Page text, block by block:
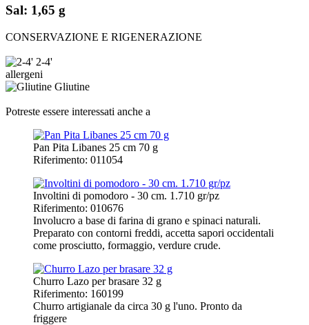
Sal: 1,65 g
CONSERVAZIONE E RIGENERAZIONE
2-4'
allergeni
Gliutine
Potreste essere interessati anche a
Pan Pita Libanes 25 cm 70 g
Riferimento: 011054
Involtini di pomodoro - 30 cm. 1.710 gr/pz
Riferimento: 010676
Involucro a base di farina di grano e spinaci naturali.
Preparato con contorni freddi, accetta sapori occidentali
come prosciutto, formaggio, verdure crude.
Churro Lazo per brasare 32 g
Riferimento: 160199
Churro artigianale da circa 30 g l'uno. Pronto da
friggere